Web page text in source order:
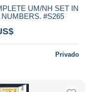
UM/NH SET IN
#S265
Privado